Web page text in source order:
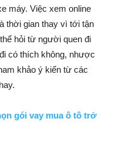
máy. Việc xem online
thời gian thay vì tới tận
hỏi từ người quen đi
có thích không, nhược
khảo ý kiến từ các
gói vay mua ô tô trở